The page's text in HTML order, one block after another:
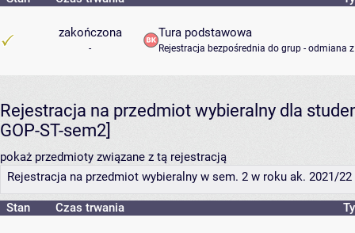
zakończona
-
Tura podstawowa
Rejestracja bezpośrednia do grup - odmiana
Rejestracja na przedmiot wybieralny dla
GOP-ST-sem2]
pokaż przedmioty związane z tą rejestracją
Rejestracja na przedmiot wybieralny w sem. 2 w roku ak. 2021/
Stan Czas trwania